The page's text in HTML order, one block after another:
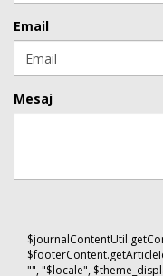
Email
Mesaj
"", "$locale",